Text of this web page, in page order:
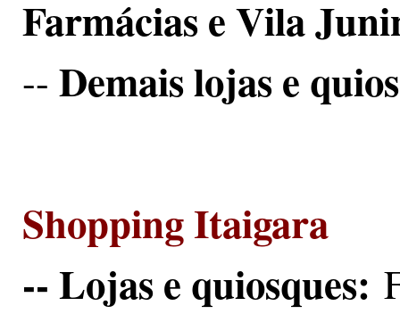
Farmácias e Vila
-- Demais lojas e
Shopping Itaigara
-- Lojas e quiosques: